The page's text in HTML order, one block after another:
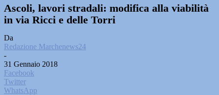
Ascoli, lavori stradali: modifica alla viabilità
in via Ricci e delle Torri
Da
Redazione Marchenews24
-
31 Gennaio 2018
Facebook
Twitter
WhatsApp